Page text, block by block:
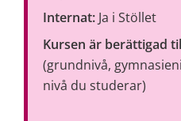
Internat: Ja i Stöllet
(grundnivå,
nivå du studerar)